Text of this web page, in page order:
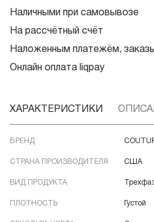
Наличными при самовывозе
На рассчётный счёт
Наложенным платежём,
Онлайн оплата liqpay
ХАРАКТЕРИСТИКИ
БРЕНД
СТРАНА ПРОИЗВОДИТЕЛЯ США
ВИД ПРОДУКТА
ПЛОТНОСТЬ Густой